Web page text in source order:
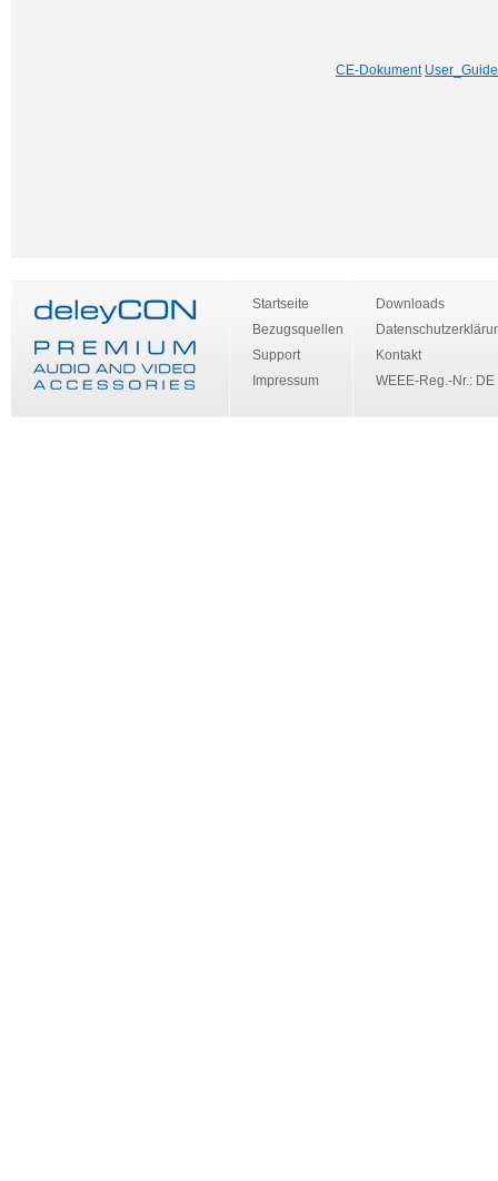
CE-Dokument User_Guide
Startseite
Bezugsquellen
Support
Impressum
Downloads
Kontakt
WEEE-Reg.-Nr.: